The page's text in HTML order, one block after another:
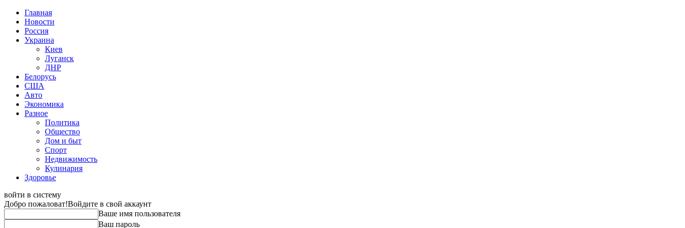
Главная
Новости
Россия
Украина
Киев
Луганск
ДНР
Белорусь
США
Авто
Экономика
Разное
Политика
Общество
Дом и быт
Спорт
Недвижимость
Кулинария
Здоровье
войти в систему
Добро пожаловат!Войдите в свой аккаунт
Ваше имя пользователя
Ваш пароль